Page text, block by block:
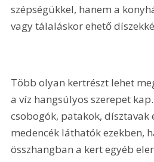
szépségükkel, hanem a
vagy tálaláskor ehető
Több olyan kertrészt lehet
a víz hangsúlyos szerepet
csobogók, patakok, dísztavak
medencék láthatók ezekben,
összhangban a kert egyéb